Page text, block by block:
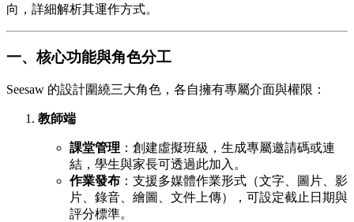
向，詳細解析其運作方式。
一、核心功能與角色分工
Seesaw 的設計圍繞三大角色，各自擁有專屬介面與權限：
教師端
課堂管理 ：創建虛擬班級，生成專屬邀請碼或連
結，學生與家長可透過此加入。
作業發布 ：支援多媒體作業形式（文字、圖片、影
片、錄音、繪圖、文件上傳），可設定截止日期與
評分標準。